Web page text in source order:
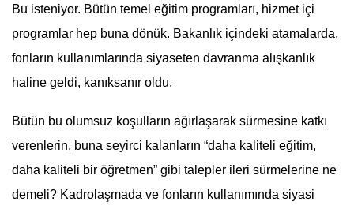
Bu isteniyor. Bütün temel eğitim programları, hizmet içi
programlar hep buna dönük. Bakanlık içindeki atamalarda,
fonların kullanımlarında siyaseten davranma alışkanlık
haline geldi, kanıksanır oldu.
Bütün bu olumsuz koşulların ağırlaşarak sürmesine katkı
verenlerin, buna seyirci kalanların “daha kaliteli eğitim,
daha kaliteli bir öğretmen” gibi talepler ileri sürmelerine ne
demeli? Kadrolaşmada ve fonların kullanımında siyasi